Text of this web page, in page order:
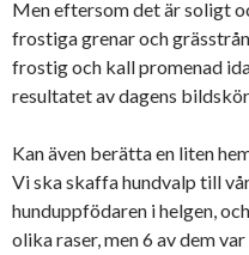
Men eftersom det är soligt
frostiga grenar och
frostig och kall promenad
resultatet av dagens
Kan även berätta en liten
Vi ska skaffa hundvalp till
hunduppfödaren i helgen,
olika raser, men 6 av dem